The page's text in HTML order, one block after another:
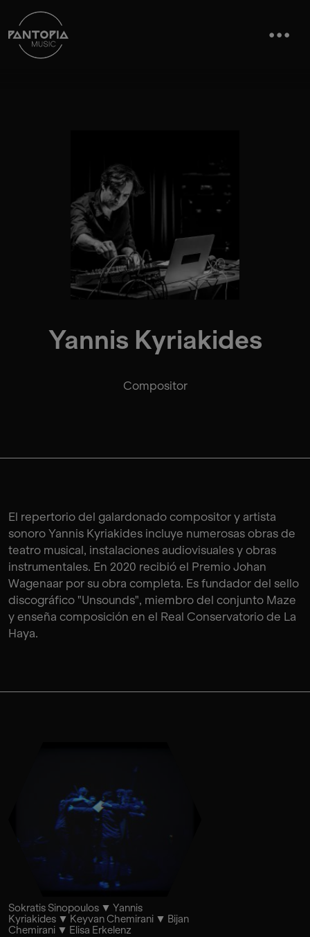
Yannis Kyriakides
Compositor
El repertorio del galardonado compositor y artista
sonoro Yannis Kyriakides incluye numerosas obras de
teatro musical, instalaciones audiovisuales y obras
instrumentales. En 2020 recibió el Premio Johan
Wagenaar por su obra completa. Es fundador del sello
discográfico "Unsounds", miembro del conjunto Maze
y enseña composición en el Real Conservatorio de La
Haya.
Sokratis Sinopoulos
Yannis
Kyriakides
Keyvan Chemirani
Bijan
Chemirani
Elisa Erkelenz